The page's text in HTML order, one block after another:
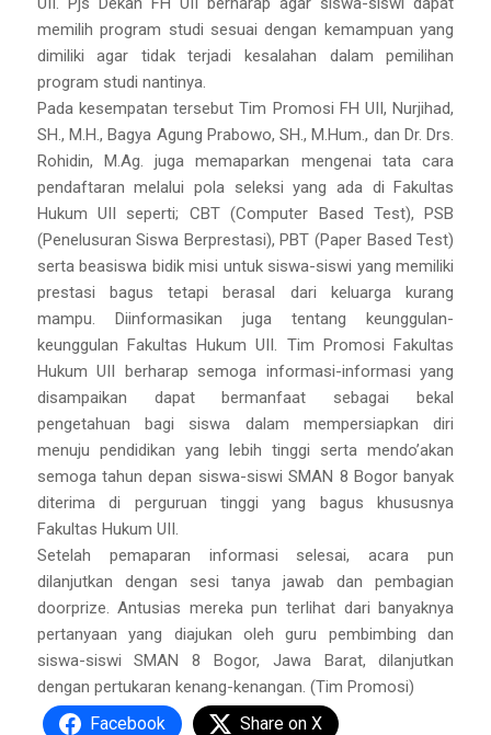
memilih program studi sesuai dengan kemampuan yang
dimiliki agar tidak terjadi kesalahan dalam pemilihan
program studi nantinya.
Pada kesempatan tersebut Tim Promosi FH UII, Nurjihad,
SH., M.H., Bagya Agung Prabowo, SH., M.Hum., dan Dr. Drs.
Rohidin, M.Ag. juga memaparkan mengenai tata cara
pendaftaran melalui pola seleksi yang ada di Fakultas
Hukum UII seperti; CBT (Computer Based Test), PSB
(Penelusuran Siswa Berprestasi), PBT (Paper Based Test)
serta beasiswa bidik misi untuk siswa-siswi yang memiliki
prestasi bagus tetapi berasal dari keluarga kurang
mampu. Diinformasikan juga tentang keunggulan-
keunggulan Fakultas Hukum UII. Tim Promosi Fakultas
Hukum UII berharap semoga informasi-informasi yang
disampaikan dapat bermanfaat sebagai bekal
pengetahuan bagi siswa dalam mempersiapkan diri
menuju pendidikan yang lebih tinggi serta mendo’akan
semoga tahun depan siswa-siswi SMAN 8 Bogor banyak
diterima di perguruan tinggi yang bagus khususnya
Fakultas Hukum UII.
Setelah pemaparan informasi selesai, acara pun
dilanjutkan dengan sesi tanya jawab dan pembagian
doorprize. Antusias mereka pun terlihat dari banyaknya
pertanyaan yang diajukan oleh guru pembimbing dan
siswa-siswi SMAN 8 Bogor, Jawa Barat, dilanjutkan
dengan pertukaran kenang-kenangan. (Tim Promosi)
Facebook Share on X